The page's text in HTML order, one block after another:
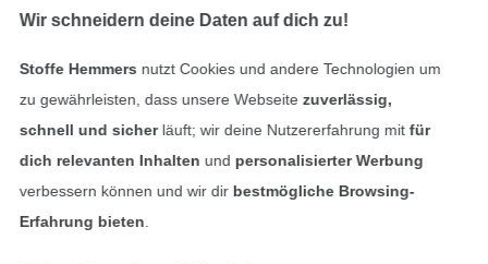
Bestellung widerrufen
Finde mehr Inspiration
Wir schneidern deine Daten auf dich zu!
Stoffe Hemmers nutzt Cookies und andere Technologien um
zu gewährleisten, dass unsere Webseite zuverlässig,
schnell und sicherläuft; wir deine Nutzererfahrung mitfür
dich relevanten Inhalten und personalisierter Werbung
verbessern können und wir dir bestmögliche Browsing-
Erfahrung bieten